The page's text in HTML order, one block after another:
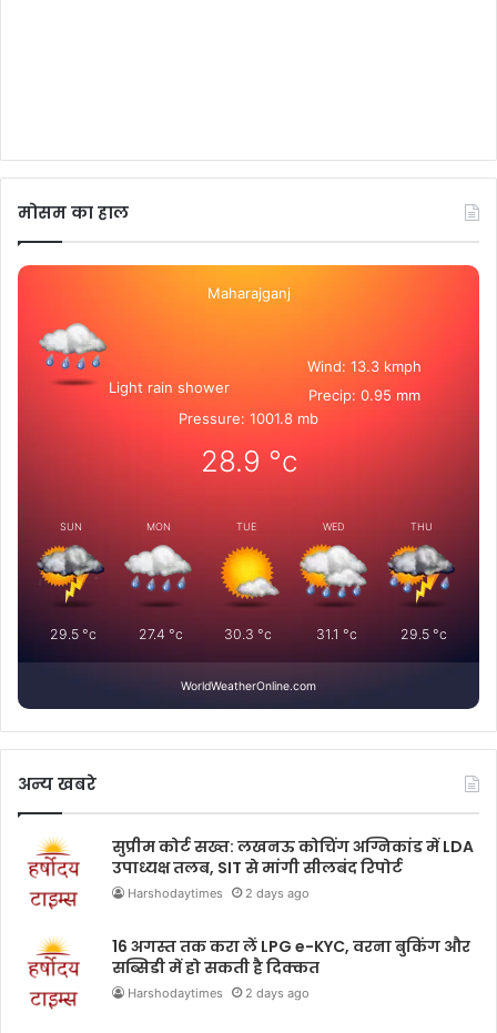
मोसम का हाल
Maharajganj
Light rain shower
Wind: 13.3 kmph
Precip: 0.95 mm
Pressure: 1001.8 mb
28.9 °c
SUN
29.5°c
MON
27.4 °c
TUE
30.3 °c
WED
31.1 °c
THU
29.5 °c
WorldWeatherOnline.com
अन्य खबरे
सुप्रीम कोर्ट सख्त: लखनऊ कोचिंग अग्निकांड में LDA
उपाध्यक्ष तलब, SIT से मांगी सीलबंद रिपोर्ट
Harshodaytimes 2 days ago
16 अगस्त तक करा लें LPG e-KYC, वरना बुकिंग और
सब्सिडी में हो सकती है दिक्कत
Harshodaytimes 2 days ago